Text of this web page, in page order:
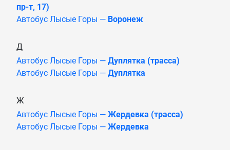
пр-т, 17)
Автобус Лысые Горы — Воронеж
Д
Автобус Лысые Горы — Дуплятка (трасса)
Автобус Лысые Горы — Дуплятка
Ж
Автобус Лысые Горы — Жердевка (трасса)
Автобус Лысые Горы — Жердевка